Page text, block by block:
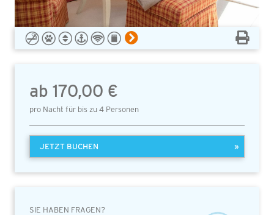
ab 170,00 €
pro Nacht für bis zu 4 Personen
JETZT BUCHEN »
SIE HABEN FRAGEN?